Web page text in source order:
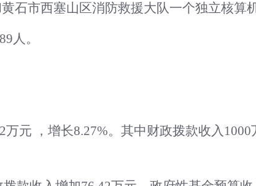
黄石市西塞山区消防救援大队一个独立核算
人。
万元 ，增长8.27%。其中财政拨款收入 1000